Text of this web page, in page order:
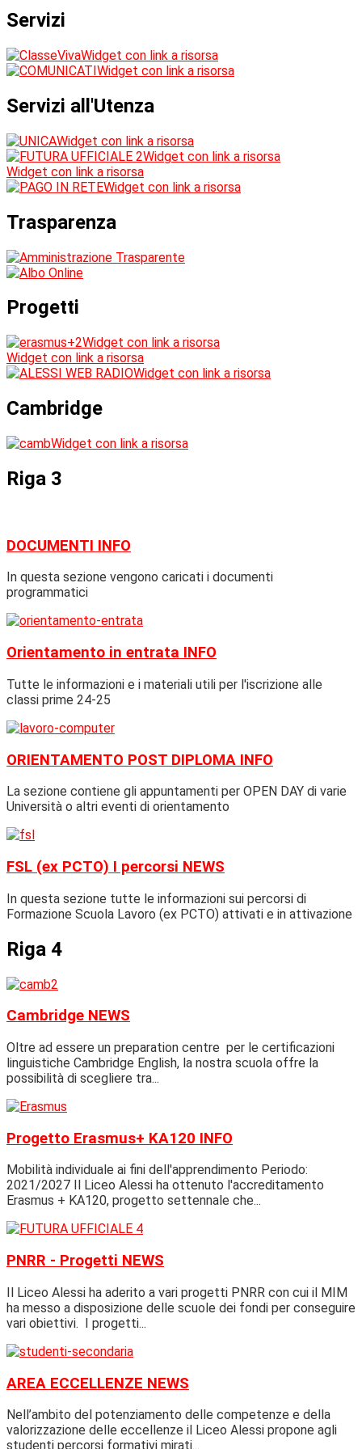
Servizi
Widget con link a risorsa
Widget con link a risorsa
Servizi all'Utenza
Widget con link a risorsa
Widget con link a risorsa
Widget con link a risorsa
Widget con link a risorsa
Trasparenza
Progetti
Widget con link a risorsa
Widget con link a risorsa
Widget con link a risorsa
Cambridge
Widget con link a risorsa
Riga 3
DOCUMENTI INFO
In questa sezione vengono caricati i documenti
programmatici
Orientamento in entrata INFO
Tutte le informazioni e i materiali utili per l'iscrizione alle
classi prime 24-25
ORIENTAMENTO POST DIPLOMA INFO
La sezione contiene gli appuntamenti per OPEN DAY di varie
Università o altri eventi di orientamento
FSL (ex PCTO) I percorsi NEWS
In questa sezione tutte le informazioni sui percorsi di
Formazione Scuola Lavoro (ex PCTO) attivati e in attivazione
Riga 4
Cambridge NEWS
Oltre ad essere un preparation centre per le certificazioni
linguistiche Cambridge English, la nostra scuola offre la
possibilità di scegliere tra...
Progetto Erasmus+ KA120 INFO
Mobilità individuale ai fini dell'apprendimento Periodo:
2021/2027 Il Liceo Alessi ha ottenuto l'accreditamento
Erasmus + KA120, progetto settennale che...
PNRR - Progetti NEWS
Il Liceo Alessi ha aderito a vari progetti PNRR con cui il MIM
ha messo a disposizione delle scuole dei fondi per conseguire
vari obiettivi. I progetti...
AREA ECCELLENZE NEWS
Nell’ambito del potenziamento delle competenze e della
valorizzazione delle eccellenze il Liceo Alessi propone agli
studenti percorsi formativi mirati...